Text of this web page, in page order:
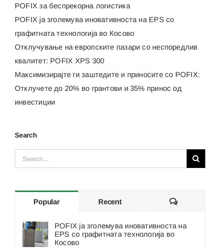
POFIX за беспрекорна логистика
POFIX ја зголемува иновативноста на EPS со
графитната технологија во Косово
Отклучување на европските пазари со неспоредлив
квалитет: POFIX XPS 300
Максимизирајте ги заштедите и приносите со POFIX:
Отклучете до 20% во грантови и 35% принос од
инвестиции
Search
Search
for:
Popular Recent Comments
POFIX ја зголемува иновативноста на
EPS со графитната технологија во
Косово